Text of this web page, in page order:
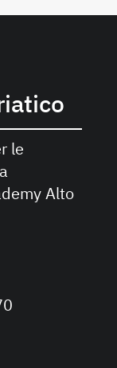
le
Alto